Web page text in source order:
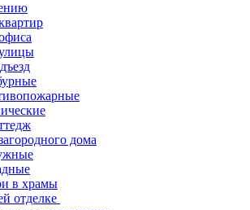
дома
в храмы
отделке